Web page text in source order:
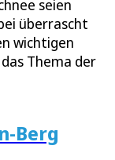
seien
überrascht
wichtigen
Thema der
Berg